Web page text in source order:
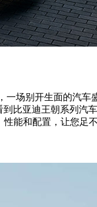
一场别开生面的汽
比亚迪王朝系列汽
能和配置，让您足